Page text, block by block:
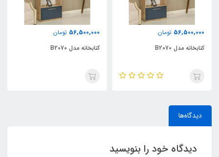
56,500,000 تومان
کتابخانه مدل B2070
56,500,000 تومان
کتابخانه مدل B2070
دیدگاه‌ها
دیدگاه خود را بنویسید